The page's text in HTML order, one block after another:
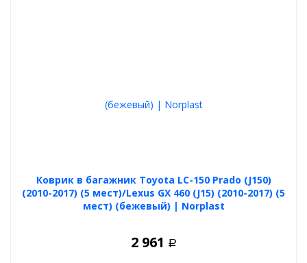
Коврик в багажник Toyota LC-150 Prado (J150)
(2010-2017) (5 мест)/Lexus GX 460 (J15) (2010-2017) (5
мест) (бежевый) | Norplast
2 961 Р